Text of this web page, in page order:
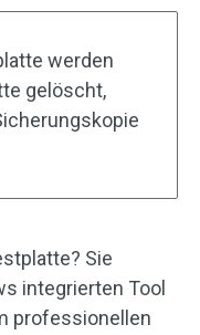
werden
gelöscht,
Sie
integrierten Tool
professionellen